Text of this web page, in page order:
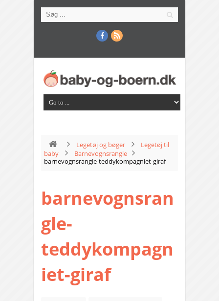
Legetøj og bøger
Legetøj til
baby
Barnevognsrangle
barnevognsrangle-teddykompagniet-giraf
barnevognsran
gle-
teddykompagn
iet-giraf